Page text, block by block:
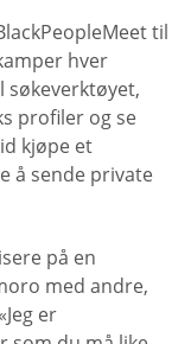
til
hver
søkeverktøyet,
profiler og se
kjøpe et
å sende private
på en
med andre,
er